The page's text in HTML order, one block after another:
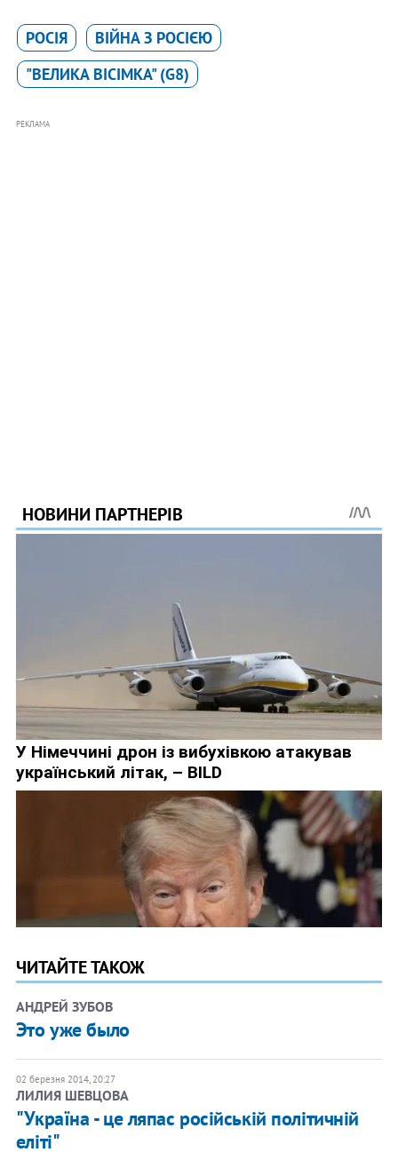
РОСІЯ
ВІЙНА З РОСІЄЮ
"ВЕЛИКА ВІСІМКА" (G8)
РЕКЛАМА
ЧИТАЙТЕ ТАКОЖ
АНДРЕЙ ЗУБОВ
Это уже было
02 березня 2014, 20:27
ЛИЛИЯ ШЕВЦОВА
"Україна - це ляпас російській політичній
еліті"